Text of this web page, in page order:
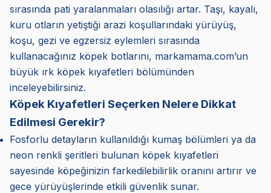
sırasında pati yaralanmaları olasılığı artar. Taşı, kayalı,
kuru otların yetiştiği arazi koşullarındaki yürüyüş,
koşu, gezi ve egzersiz eylemleri sırasında
kullanacağınız köpek botlarını, markamama.com’un
büyük ırk köpek kıyafetleri bölümünden
inceleyebilirsiniz.
Köpek Kıyafetleri Seçerken Nelere Dikkat
Edilmesi Gerekir?
Fosforlu detayların kullanıldığı kumaş bölümleri ya da
neon renkli şeritleri bulunan köpek kıyafetleri
sayesinde köpeğinizin farkedilebilirlik oranını artırır ve
gece yürüyüşlerinde etkili güvenlik sunar.